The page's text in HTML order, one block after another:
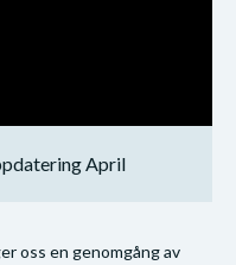
April
oss en genomgång av